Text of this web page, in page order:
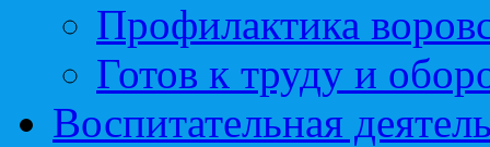
Профилактика
Готов к труду и
Воспитательная